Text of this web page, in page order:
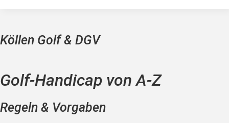
Köllen Golf & DGV
Golf-Handicap von A-Z
Regeln & Vorgaben